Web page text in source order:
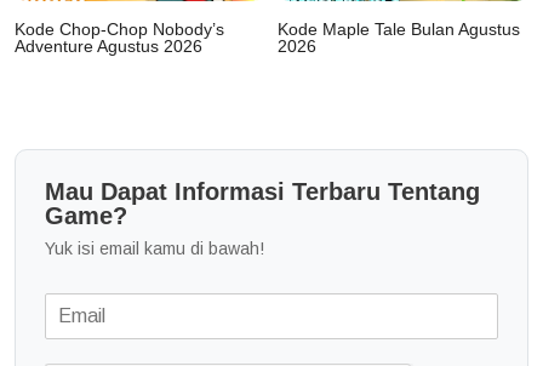
Kode Chop-Chop Nobody’s
Adventure Agustus 2026
Kode Maple Tale Bulan Agustus
2026
Mau Dapat Informasi Terbaru Tentang
Game?
Yuk isi email kamu di bawah!